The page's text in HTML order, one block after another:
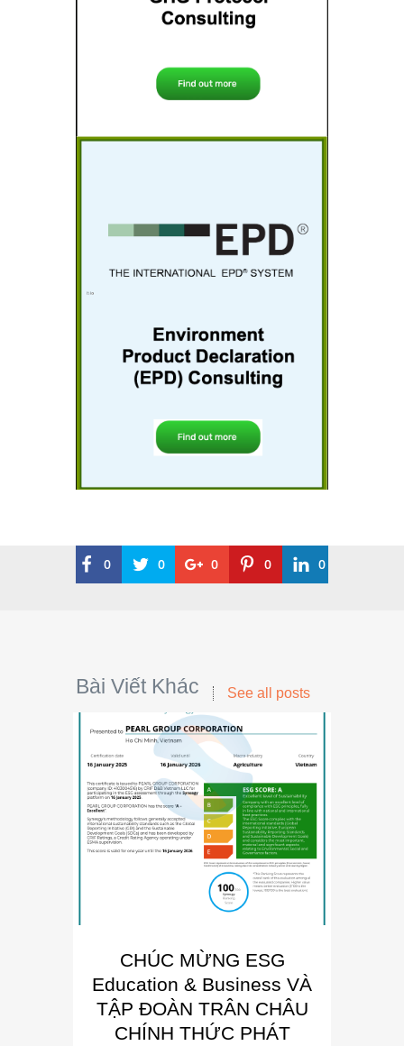
0 0 0 0 0
Bài Viết Khác See all posts
CHÚC MỪNG ESG
Education & Business VÀ
TẬP ĐOÀN TRÂN CHÂU
CHÍNH THỨC PHÁT